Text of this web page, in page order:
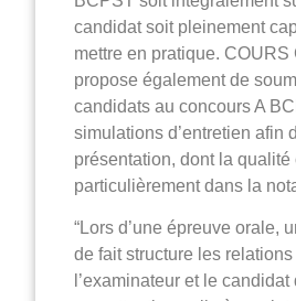
candidat soit pleinement
mettre en pratique. COURS
propose également de
candidats au concours A
simulations d’entretien afin
présentation, dont la qualité
particulièrement dans la
“Lors d’une épreuve orale,
de fait structure les relations
l’examinateur et le